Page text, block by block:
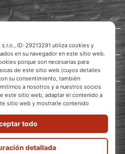
WePlayVolleyball.es